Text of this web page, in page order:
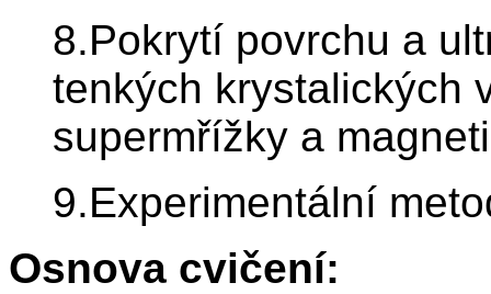
8.Pokrytí povrchu a
tenkých krystalických
supermřížky a
9.Experimentální
Osnova cvičení: